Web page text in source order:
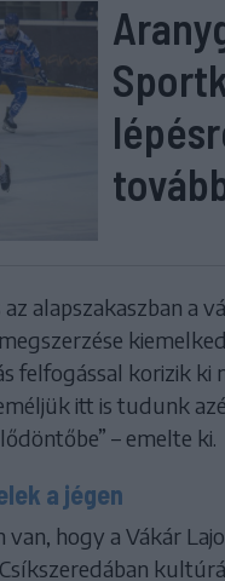
alapszakaszban a
felfogással korizik ki
itt is tudunk
– emelte ki.
a jégen
hogy a Vákár